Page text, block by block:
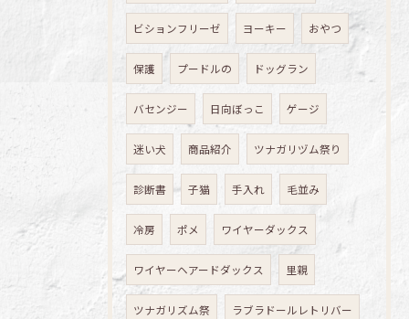
ビションフリーゼ ヨーキー おやつ
保護 プードルの ドッグラン
バセンジー 日向ぼっこ ゲージ
迷い犬 商品紹介 ツナガリヅム祭り
診断書 子猫 手入れ 毛並み
冷房 ポメ ワイヤーダックス
ワイヤーヘアードダックス 里親
ツナガリズム祭 ラブラドールレトリバー